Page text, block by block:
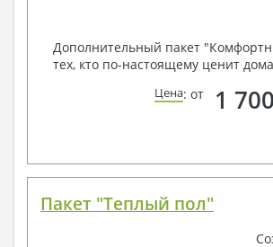
Дополнительный пакет
тех, кто по-настоящему ценит
Цена: от 1 700
Пакет "Теплый пол"